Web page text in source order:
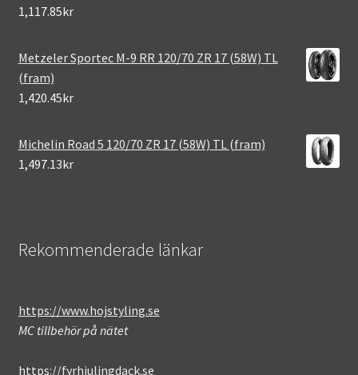
1,117.85kr
Metzeler Sportec M-9 RR 120/70 ZR 17 (58W) TL
(fram)
1,420.45kr
Michelin Road 5 120/70 ZR 17 (58W) TL (fram)
1,497.13kr
Rekommenderade länkar
https://www.hojstyling.se
MC tillbehör på nätet
https://fyrhjulingdack.se